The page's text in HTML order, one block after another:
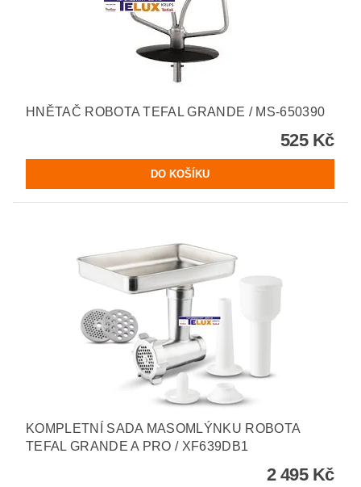
HNĚTAČ ROBOTA TEFAL GRANDE / MS-650390
525 Kč
KOMPLETNÍ SADA MASOMLÝNKU ROBOTA
TEFAL GRANDE A PRO / XF639DB1
2 495 Kč